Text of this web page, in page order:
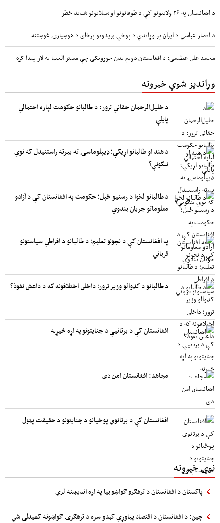
د افغانستان په ۲۶ ولایتونو کې د طوفانونو او سیلابونو شدید خطر
د انصار عباسي د ایران پر وړاندې د پوځې بریدونو پرځای د هوښیارۍ غوښتنه
محمد علي عظیمی: د افغانستان دویم بدن جوړونکی چې مستر المپیا ته لار پیدا کړه
وړاندیز شوي خبرونه
د خلیل‌الرحمان حقاني ترور: د طالبانو حکومت لپاره احتمالي
پایلې
د هند او طالبانو اړیکې؛ ډیپلوماسۍ ته بیرته راستنیدل که نوي
ننګونې؟
د طالبانو لخوا د رسنیو ځپل؛ حکومت په افغانستان کې د آزادو
معلوماتو جریان بندوي
په افغانستان کې د نجونو تعلیم؛ د طالبانو د افراطي سیاستونو
قرباني
د طالبانو د کډوالو وزیر ترور؛ داخلي اختلافونه که د داعش نفوذ؟
افغانستان کې د برتانیې د جنایتونو په اړه څیړنه
مجاهد: افغانستان امن دی
افغانستان کې د برتانوي پوځیانو د جنایتونو د حقیقت پټول
نوی خبرونه
پاکستان د افغانستان د ترهګرو ګواښو بیا په اړه اندیښنه لري
چین: د افغانستان د اقتصاد پیاوړي کیدو سره د ترهګرۍ ګواښونه کمیدلی شي